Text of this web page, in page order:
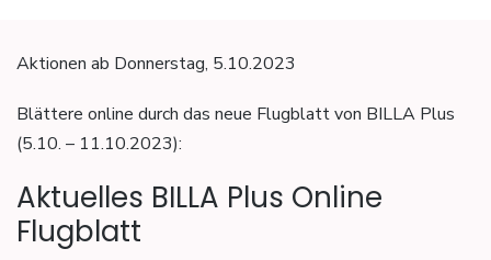
Aktionen ab Donnerstag, 5.10.2023
Blättere online durch das neue Flugblatt von BILLA Plus
(5.10. – 11.10.2023):
Aktuelles BILLA Plus Online
Flugblatt